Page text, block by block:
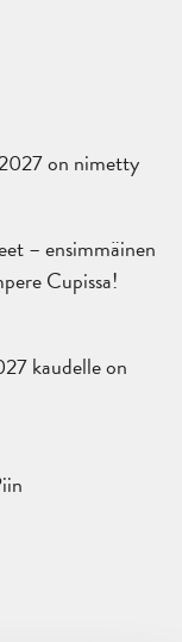
on nimetty
– ensimmäinen
Cupissa!
kaudelle on